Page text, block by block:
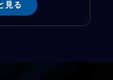
見る